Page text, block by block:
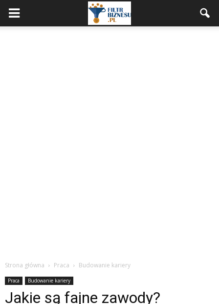
Strona główna Praca Budowanie kariery
Praca Budowanie kariery
Jakie są fajne zawody?